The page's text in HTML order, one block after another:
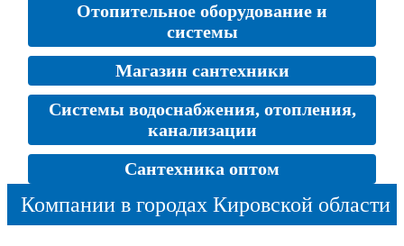
Отопительное оборудование и
системы
Магазин сантехники
Системы водоснабжения, отопления,
канализации
Сантехника оптом
Компании в городах Кировской области